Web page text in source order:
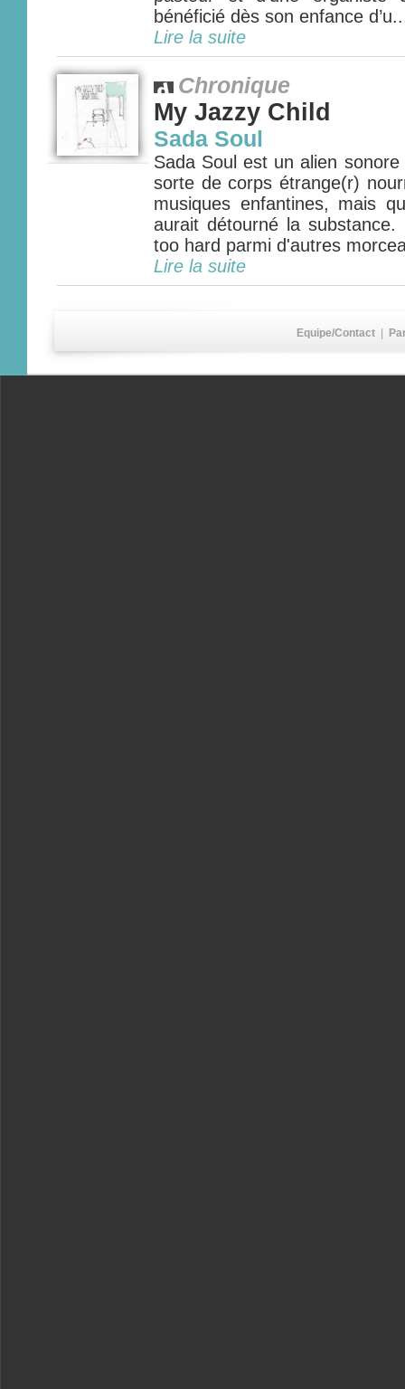
bénéficié dès son enfance
Lire la suite
Chronique
My Jazzy Child
Sada Soul
Sada Soul est un alien
sorte de corps étrange(r)
musiques enfantines, mais
aurait détourné la
too hard parmi d'autres
Lire la suite
Equipe/Contact